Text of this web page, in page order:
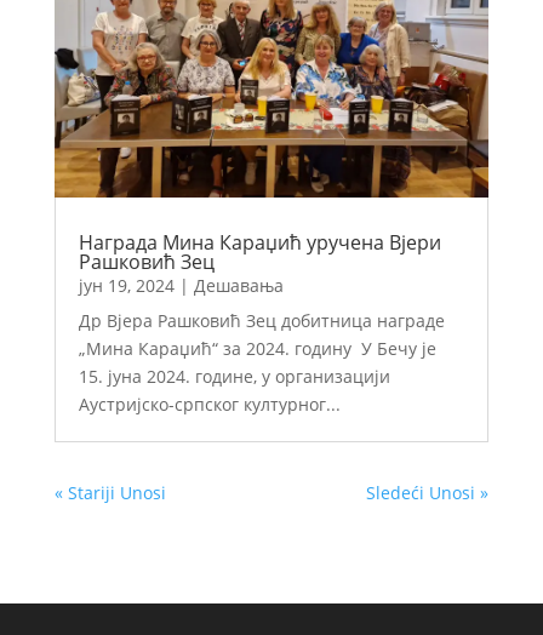
Награда Мина Караџић уручена Вјери
Рашковић Зец
јун 19, 2024| Дешавања
Др Вјера Рашковић Зец добитница награде
„Мина Караџић“ за 2024. годину У Бечу је
15. јуна 2024. године, у организацији
Аустријско-српског културног...
« Stariji Unosi Sledeći Unosi »